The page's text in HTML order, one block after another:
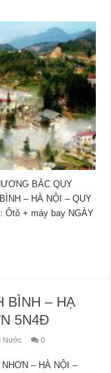
BẮC QUY
– HÀ NỘI – QUY
Ôtô + máy bay NGÀY
BÌNH – HẠ
5N4Đ
Nước 0
– HÀ NỘI –